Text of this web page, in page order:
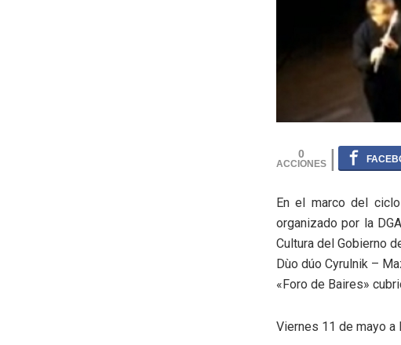
0
En el marco del
organizado por la
Cultura del Gobierno
Dùo dúo Cyrulnik –
«Foro de Baires»
Viernes 11 de mayo